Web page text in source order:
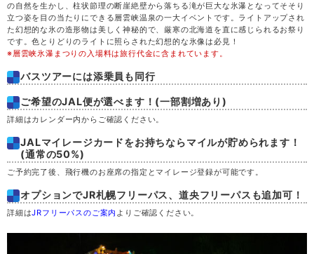
の自然を生かし、柱状節理の断崖絶壁から落ちる滝が巨大な氷瀑となってそそり
立つ姿を目の当たりにできる層雲峡温泉の一大イベントです。ライトアップされ
た幻想的な氷の造形物は美しく神秘的で、厳寒の北海道を直に感じられるお祭り
です。色とりどりのライトに照らされた幻想的な氷像は必見！
※層雲峡氷瀑まつりの入場料は旅行代金に含まれています。
バスツアーには添乗員も同行
ご希望のJAL便が選べます！(一部割増あり)
詳細はカレンダー内からご確認ください。
JALマイレージカードをお持ちならマイルが貯められます！
(通常の50%)
ご予約完了後、飛行機のお座席の指定とマイレージ登録が可能です。
オプションでJR札幌フリーパス、道央フリーパスも追加可！
詳細はJRフリーパスのご案内 よりご確認ください。